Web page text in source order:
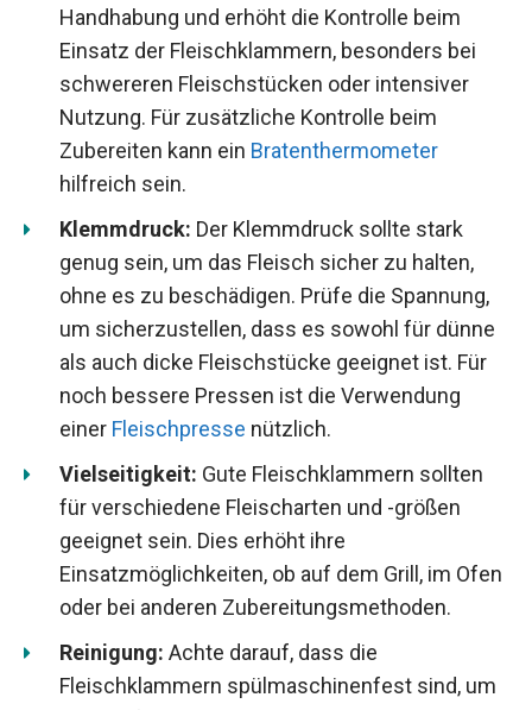
Handhabung und erhöht die Kontrolle beim
Einsatz der Fleischklammern, besonders bei
schwereren Fleischstücken oder intensiver
Nutzung. Für zusätzliche Kontrolle beim
Zubereiten kann ein Bratenthermometer
hilfreich sein.
Klemmdruck: Der Klemmdruck sollte stark
genug sein, um das Fleisch sicher zu halten,
ohne es zu beschädigen. Prüfe die Spannung,
um sicherzustellen, dass es sowohl für dünne
als auch dicke Fleischstücke geeignet ist. Für
noch bessere Pressen ist die Verwendung
einer Fleischpresse nützlich.
Vielseitigkeit: Gute Fleischklammern sollten
für verschiedene Fleischarten und -größen
geeignet sein. Dies erhöht ihre
Einsatzmöglichkeiten, ob auf dem Grill, im Ofen
oder bei anderen Zubereitungsmethoden.
Reinigung: Achte darauf, dass die
Fleischklammern spülmaschinenfest sind, um